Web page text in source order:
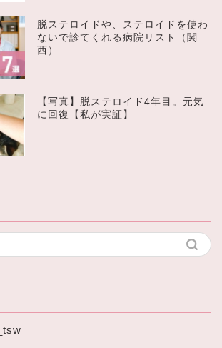
脱ステロイドや、ステロイドを使わ
ないで診てくれる病院リスト（関
西）
【写真】脱ステロイド4年目。元気
に回復【私が実証】